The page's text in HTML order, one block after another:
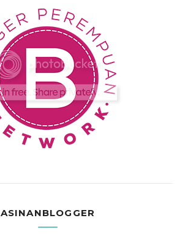
ASINANBLOGGER